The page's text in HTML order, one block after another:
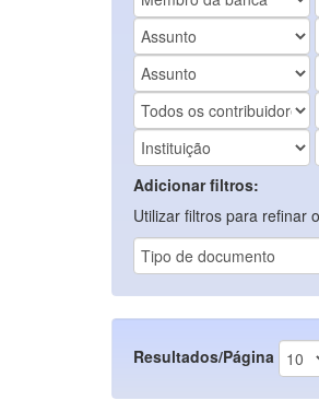
Adicionar filtros:
Utilizar filtros para refinar
Resultados/Página